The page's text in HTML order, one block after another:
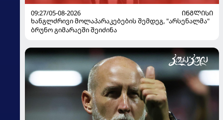
09:27/05-08-2026
ᲘᲜᲒᲚᲘᲡᲘ
ხანგლძრივი მოლაპარაკებების შემდეგ, "არსენალმა"
ბრუნო გიმარაეში შეიძინა